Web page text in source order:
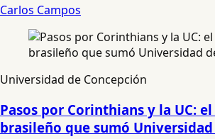
Carlos Campos
Universidad de Concepción
Pasos por Corinthians y la UC:
brasileño que sumó